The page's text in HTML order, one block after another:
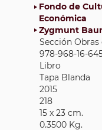
Fondo de
Económica
Zygmunt
Sección
978-968-16-
Libro
Tapa Blanda
2015
218
15 x 23 cm.
0.3500 Kg.